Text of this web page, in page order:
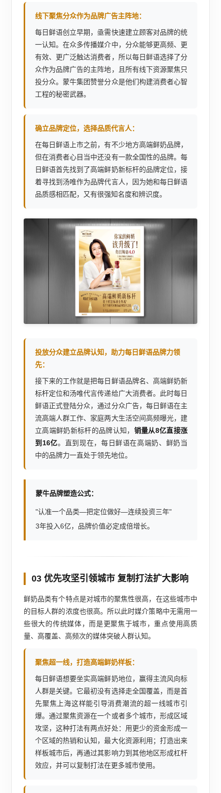
线下聚焦分众作为品牌广告主阵地：
每日鲜语创立早期，亟需快速建立顾客对品牌的统
一认知。在众多传播媒介中，分众能够更高频、更
有效、更广泛触达消费者，所以每日鲜语选择了分
众作为品牌广告的主阵地，且所有线下资源聚焦只
投分众。蒙牛集团赞誉分众是他们构建消费者心智
工程的秘密武器。
确立品牌定位，选择品质代言人：
在每日鲜语上市之前，有不少地方高端鲜奶品牌，
但在消费者心目当中还没有一款全国性的品牌。每
日鲜语首先找到了高端鲜奶新标杆的品牌定位，接
着寻找到汤唯作为品牌代言人，因为她和每日鲜语
品质感相匹配，又有很强知名度和辨识度。
投放分众建立品牌认知，助力每日鲜语品牌力领
先：
接下来的工作就是把每日鲜语品牌名、高端鲜奶新
标杆定位和汤唯代言传递给广大消费者。此时每日
鲜语正式登陆分众，通过分众广告，每日鲜语在主
流高端人群工作、家庭两大生活空间高频曝光，建
立高端鲜奶新标杆的品牌认知， 销量从8亿直接涨
到16亿。直到现在，每日鲜语在高端奶、鲜奶当
中的品牌力一直处于领先地位。
蒙牛品牌塑造公式：
"认准一个品类—把定位做好—连续投资三年"
3年投入6亿，品牌价值必定成倍增长。
03 优先攻坚引领城市 复制打法扩大影响
鲜奶品类有个特点是对城市的聚焦性很高，在这些城市中
的目标人群的浓度也很高。所以此时媒介策略中无需用一
些很大的传统媒体，而是更聚焦于城市，重点使用高质
量、高覆盖、高频次的媒体突破人群认知。
聚焦超一线，打造高端鲜奶样板：
每日鲜语想要坐实高端鲜奶地位，赢得主流风向标
人群是关键。它最初没有选择走全国覆盖，而是首
先聚焦上海这样能引导消费潮流的超一线城市引
爆。通过聚焦资源在一个或者多个城市，形成区域
攻坚，这种打法有两点好处：用更少的资金形成一
个区域的热销和认知，最大化资源利用；打造出来
样板城市后，再通过其影响力到其他地区形成杠杆
效应，并可以复制打法在更多城市使用。